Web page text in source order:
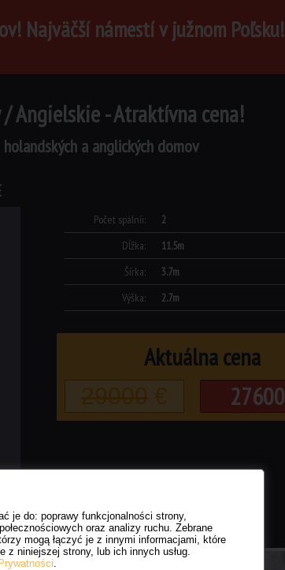
Najväčší námestí v južnom Poľsku!
Angielskie - Atraktívna cena!
a anglických domov
Počet spálníi:
2
Dĺžka:
11.5m
Šírka:
3.7m
Výška:
2.7m
Aktuálna cena
27600
je do: poprawy funkcjonalności strony,
oraz analizy ruchu. Zebrane
mogą łączyć je z innymi informacjami, które
niniejszej strony, lub ich innych usług.